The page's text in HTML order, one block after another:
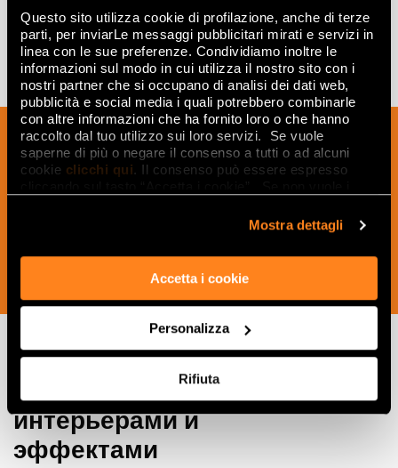
Questo sito utilizza cookie di profilazione, anche di terze
parti, per inviarLe messaggi pubblicitari mirati e servizi in
linea con le sue preferenze. Condividiamo inoltre le
informazioni sul modo in cui utilizza il nostro sito con i
nostri partner che si occupano di analisi dei dati web,
pubblicità e social media i quali potrebbero combinarle
con altre informazioni che ha fornito loro o che hanno
raccolto dal tuo utilizzo sui loro servizi. Se vuole
saperne di più o negare il consenso a tutti o ad alcuni
cookie clicchi qui. Il consenso può essere espresso
Mostra dettagli
Accetta i cookie
Personalizza
Rifiuta
Подпишитесь на нашу рассылку, чтобы
получать новости, обновления и
креативные идеи из мира керамики и
ПОДПИСАТЬСЯ СЕЙЧАС
Вдохновляйтесь
интерьерами и
эффектами